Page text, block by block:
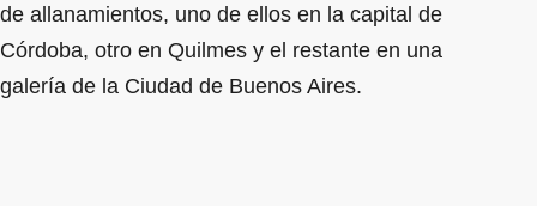
de allanamientos, uno de ellos en la capital de
Córdoba, otro en Quilmes y el restante en una
galería de la Ciudad de Buenos Aires.